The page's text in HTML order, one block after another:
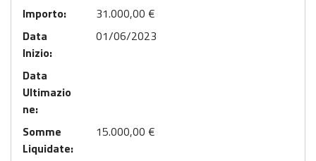
Importo:
31.000,00 €
Data
Inizio:
01/06/2023
Data
Ultimazio
ne:
Somme
Liquidate:
15.000,00 €